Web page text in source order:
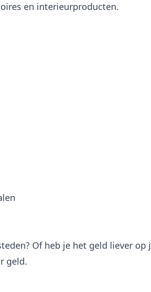
en interieurproducten.
Of heb je het geld liever op
geld.